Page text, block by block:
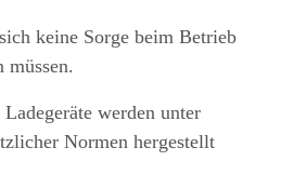
keine Sorge beim Betrieb
müssen.
werden unter
Normen hergestellt